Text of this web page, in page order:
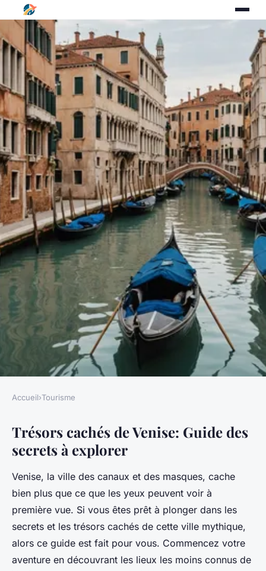
Trésors cachés de venise :
guide des secrets à explorer
Clémence• 4 mars 2025•7 min de lecture
Accueil›Tourisme
Trésors cachés de Venise: Guide des
secrets à explorer
Venise, la ville des canaux et des masques, cache
bien plus que ce que les yeux peuvent voir à
première vue. Si vous êtes prêt à plonger dans les
secrets et les trésors cachés de cette ville mythique,
alors ce guide est fait pour vous. Commencez votre
aventure en découvrant les lieux les moins connus de